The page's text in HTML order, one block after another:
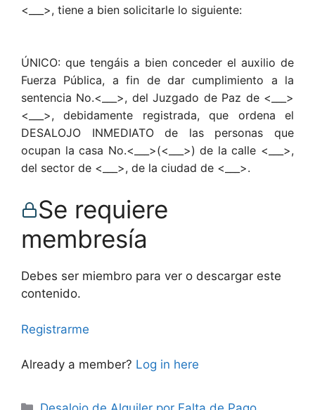
<___>, tiene a bien solicitarle lo siguiente:
ÚNICO: que tengáis a bien conceder el auxilio de
Fuerza Pública, a fin de dar cumplimiento a la
sentencia No.<___>, del Juzgado de Paz de <___>
<___>, debidamente registrada, que ordena el
DESALOJO INMEDIATO de las personas que
ocupan la casa No.<___>(<___>) de la calle <___>,
del sector de <___>, de la ciudad de <___>.
Se requiere
membresía
Debes ser miembro para ver o descargar este
contenido.
Registrarme
Already a member? Log in here
Categories